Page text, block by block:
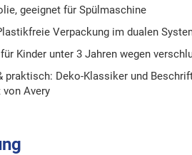
geeignet für Spülmaschine
Verpackung im dualen
Kinder unter 3 Jahren wegen
praktisch: Deko-Klassiker und
Avery